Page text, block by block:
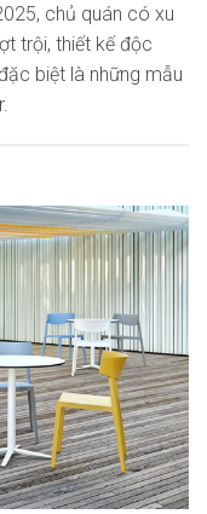
chủ quán có xu
trội, thiết kế độc
biệt là những mẫu